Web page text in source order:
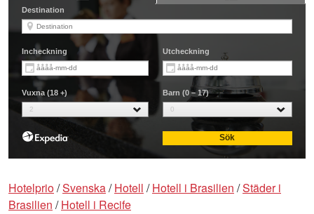
Hotelprio/Svenska/Hotell /Hotell i Brasilien /Städer i
Brasilien /Hotell i Recife